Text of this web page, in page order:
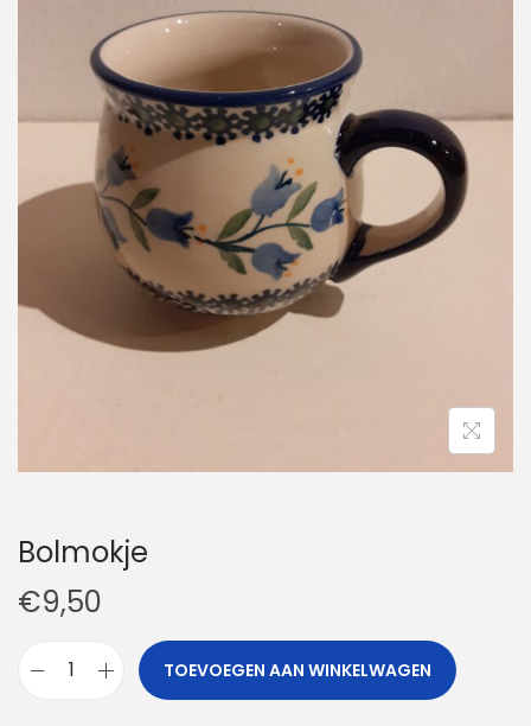
i
g
t
i
e
n
h
u
d
Bolmokje
€9,50
TOEVOEGEN AAN WINKELWAGEN